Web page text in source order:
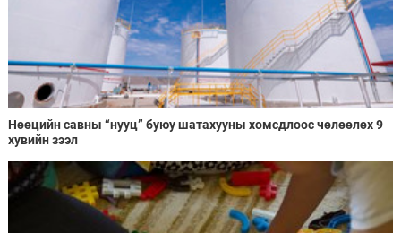
Нөөцийн савны “нууц” буюу шатахууны хомсдлоос чөлөөлөх 9
хувийн зээл